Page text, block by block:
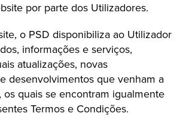
por parte dos Utilizadores.
o PSD disponibiliza ao Utilizador
informações e serviços,
atualizações, novas
desenvolvimentos que venham a
os quais se encontram igualmente
Termos e Condições.